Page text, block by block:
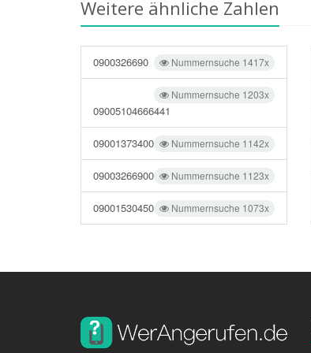
Weitere ähnliche Zahlen
Nummernsuche 1417x
0900326690
Nummernsuche 1203x
09005104666441
Nummernsuche 1142x
09001373400
Nummernsuche 1123x
09003266900
Nummernsuche 1073x
09001530450